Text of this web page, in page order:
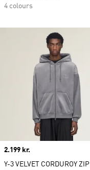
4 colours
Price
2.199 kr.
Y-3 VELVET CORDUROY ZIP